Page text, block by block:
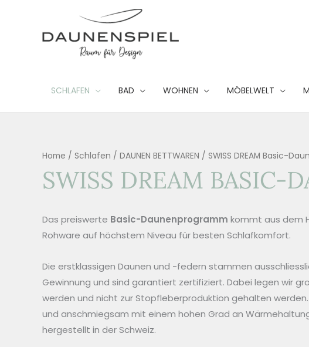
SCHLAFEN BAD WOHNEN MÖBELWELT
Home / Schlafen / DAUNEN BETTWAREN / SWISS DREAM Basic-
SWISS DREAM BASIC-
Das preiswerte Basic-Daunenprogramm kommt aus dem
Rohware auf höchstem Niveau für besten Schlafkomfort.
Die erstklassigen Daunen und -federn stammen
Gewinnung und sind garantiert zertifiziert. Dabei legen wir
werden und nicht zur Stopfleberproduktion gehalten
und anschmiegsam mit einem hohen Grad an
hergestellt in der Schweiz.